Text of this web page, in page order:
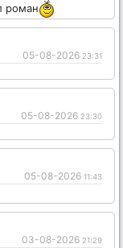
роман
05-08-2026 23:31
05-08-2026 23:30
05-08-2026 11:43
03-08-2026 21:29